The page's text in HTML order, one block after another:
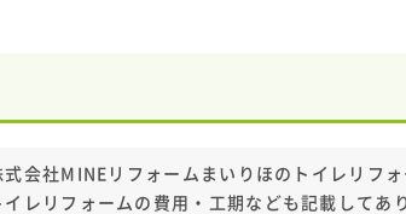
式会社MINEリフォームまいりほのトイレリフ
イレリフォームの費用・工期なども記載してあ